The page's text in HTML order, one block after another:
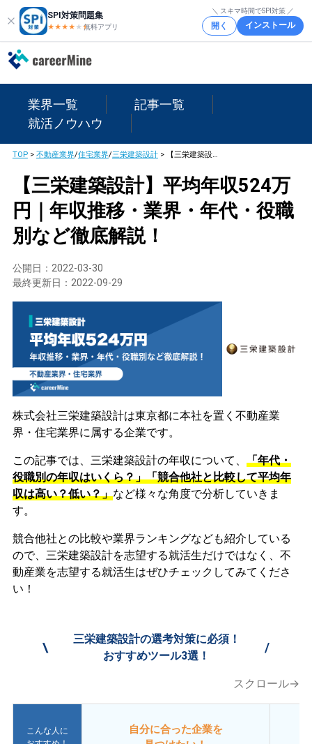
SPI対策問題集
★★★★ ★★
無料アプリ
＼ スキマ時間でSPI対策 ／
開く インストール
業界一覧
記事一覧
就活ノウハウ
TOP> 不動産業界/住宅業界/三栄建築設計> 【三栄建築設計】平均年収524万円｜年収推移・業界・年代・役職別など徹底解説！
【三栄建築設計】平均年収524万
円｜年収推移・業界・年代・役職
別など徹底解説！
公開日： 2022-03-30
最終更新日： 2022-09-29
株式会社三栄建築設計は東京都に本社を置く不動産業
界・住宅業界に属する企業です。
この記事では、三栄建築設計の年収について、 「年代・
役職別の年収はいくら？」「競合他社と比較して平均年
収は高い？低い？」など様々な角度で分析していきま
す。
競合他社との比較や業界ランキングなども紹介している
ので、三栄建築設計を志望する就活生だけではなく、不
動産業を志望する就活生はぜひチェックしてみてくださ
い！
\
三栄建築設計の選考対策に必須！
おすすめツール3選！
/
スクロール→
こんな人に
自分に合った企業を